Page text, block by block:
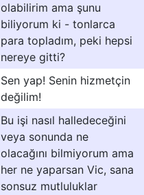
olabilirim ama şunu
biliyorum ki - tonlarca
para topladım, peki hepsi
nereye gitti?
Sen yap! Senin hizmetçin
değilim!
Bu işi nasıl halledeceğini
veya sonunda ne
olacağını bilmiyorum ama
her ne yaparsan Vic, sana
sonsuz mutluluklar